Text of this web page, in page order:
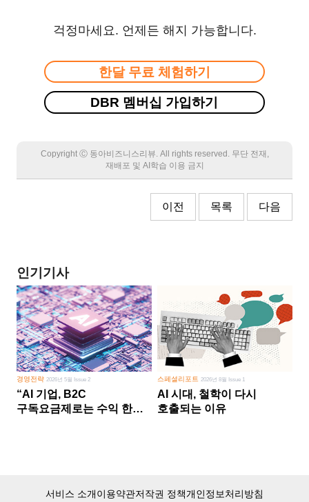
걱정마세요. 언제든 해지 가능합니다.
한달 무료 체험하기
DBR 멤버십 가입하기
Copyright Ⓒ 동아비즈니스리뷰. All rights reserved. 무단 전재,
재배포 및 AI학습 이용 금지
이전 목록 다음
인기기사
경영전략 2026년 5월 Issue 2
“AI 기업, B2C
구독요금제로는 수익 한계
스페셜리포트 2026년 8월 Issue 1
AI 시대, 철학이 다시
호출되는 이유
서비스 소개이용약관저작권 정책개인정보처리방침